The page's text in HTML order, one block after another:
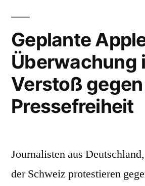
Geplante
Überwachung
Verstoß gegen
Pressefreiheit
Journalisten aus
der Schweiz protestieren